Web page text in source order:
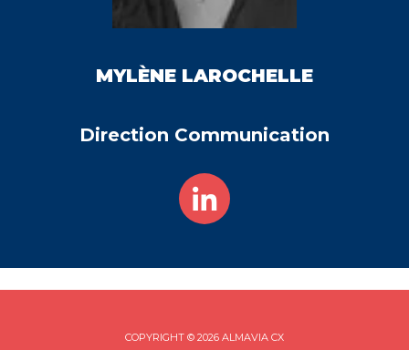
MYLÈNE LAROCHELLE
Direction Communication
COPYRIGHT © 2026 ALMAVIA CX